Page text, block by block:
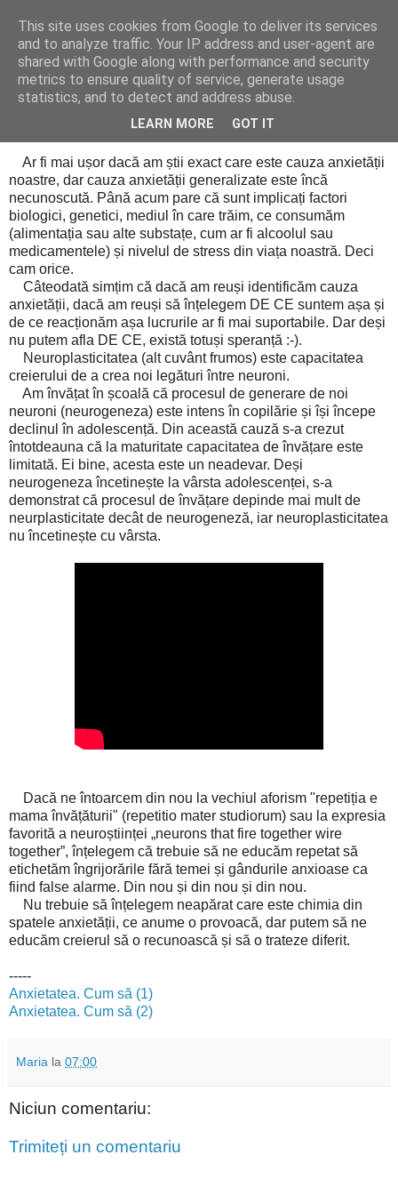
Cealalta realitate
vineri, martie 23, 2018
Anxietatea.Cum să (3)
Ar fi mai ușor dacă am știi exact care este cauza anxietății
noastre, dar cauza anxietății generalizate este încă
necunoscută. Până acum pare că sunt implicați factori
biologici, genetici, mediul în care trăim, ce consumăm
(alimentația sau alte substațe, cum ar fi alcoolul sau
medicamentele) și nivelul de stress din viața noastră. Deci
cam orice.
Câteodată simțim că dacă am reuși identificăm cauza
anxietății, dacă am reuși să înțelegem DE CE suntem așa și
de ce reacționăm așa lucrurile ar fi mai suportabile. Dar deși
nu putem afla DE CE, există totuși speranță :-).
Neuroplasticitatea (alt cuvânt frumos) este capacitatea
creierului de a crea noi legături între neuroni.
Am învățat în școală că procesul de generare de noi
neuroni (neurogeneza) este intens în copilărie și își începe
declinul în adolescență. Din această cauză s-a crezut
întotdeauna că la maturitate capacitatea de învățare este
limitată. Ei bine, acesta este un neadevar. Deși
neurogeneza încetinește la vârsta adolescenței, s-a
demonstrat că procesul de învățare depinde mai mult de
neurplasticitate decât de neurogeneză, iar neuroplasticitatea
nu încetinește cu vârsta.
Dacă ne întoarcem din nou la vechiul aforism "repetiția e
mama învățăturii" (repetitio mater studiorum) sau la expresia
favorită a neuroștiinței „neurons that fire together wire
together”, înțelegem că trebuie să ne educăm repetat să
etichetăm îngrijorările fără temei și gândurile anxioase ca
fiind false alarme. Din nou și din nou și din nou.
Nu trebuie să înțelegem neapărat care este chimia din
spatele anxietății, ce anume o provoacă, dar putem să ne
educăm creierul să o recunoască și să o trateze diferit.
-----
Anxietatea. Cum să (1)
Anxietatea. Cum să (2)
Maria la 07:00
Niciun comentariu:
Trimiteți un comentariu
This site uses cookies from Google to deliver its services
and to analyze traffic. Your IP address and user-agent are
shared with Google along with performance and security
metrics to ensure quality of service, generate usage
statistics, and to detect and address abuse.
LEARN MORE GOT IT